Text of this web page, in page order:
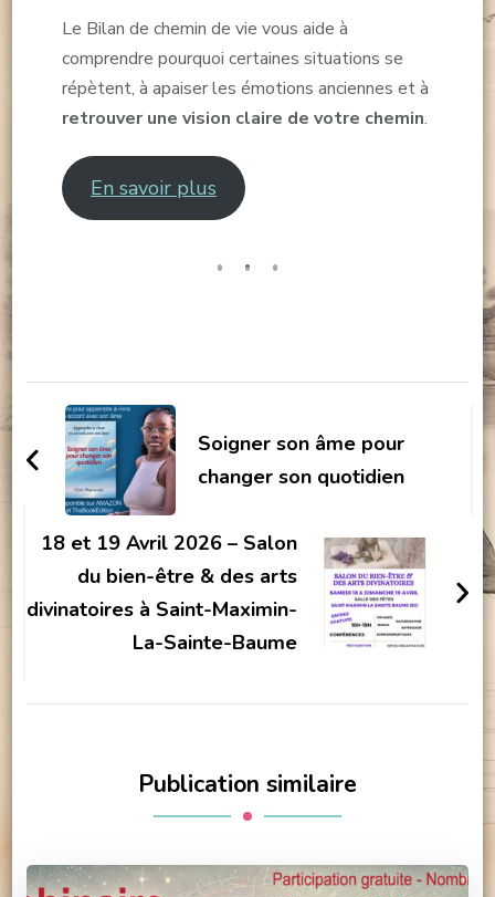
Le Bilan de chemin de vie vous aide à
comprendre pourquoi certaines situations se
répètent, à apaiser les émotions anciennes et à
retrouver une vision claire de votre chemin.
En savoir plus
Navigation
d'article
Soigner son âme pour
changer son quotidien
18 et 19 Avril 2026 – Salon
du bien-être & des arts
divinatoires à Saint-Maximin-
La-Sainte-Baume
Publication similaire